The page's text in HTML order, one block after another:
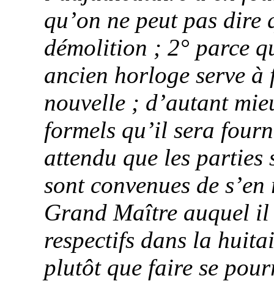
qu’on ne peut pas
démolition ; 2° parce
ancien horloge serve
nouvelle ; d’autant
formels qu’il sera
attendu que les parties
sont convenues de
Grand Maître auquel il
respectifs dans la
plutôt que faire se